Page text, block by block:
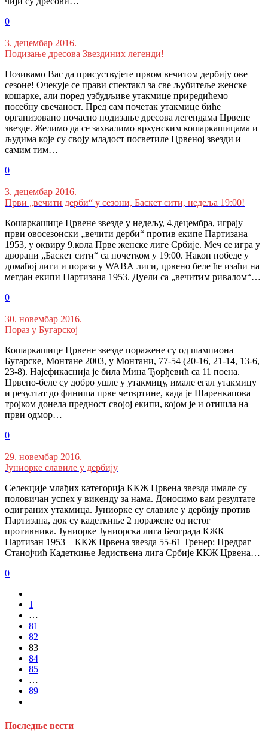
0
3. децембар 2016.
Подизање дресова Звездиних легенди!
Позивамо Вас да присуствујете првом вечитом дербију ове
сезоне! Очекује се прави спектакл за све љубитеље женске
кошарке, али поред узбудљиве утакмице приредићемо
посебну свечаност. Пред сам почетак утакмице биће
организовано почасно подизање дресова легендама Црвене
звезде. Желимо да се захвалимо врхунским кошаркашицама и
људима које су своју младост посветиле Црвеној звезди и
самим тим…
0
3. децембар 2016.
Први „вечити дерби“ у сезони, Баскет сити, недеља 19:00!
Кошаркашице Црвене звезде у недељу, 4.децембра, играју
први овосезонски „вечити дерби“ против екипе Партизана
1953, у оквиру 9.кола Прве женске лиге Србије. Меч се игра у
дворани „Баскет сити“ са почетком у 19:00. Након победе у
домаћој лиги и пораза у WABA лиги, црвено беле ће изаћи на
мегдан екипи Партизана 1953. Дуели са „вечитим ривалом“…
0
30. новембар 2016.
Пораз у Бугарској
Кошаркашице Црвене звезде поражене су од шампиона
Бугарске, Монтане 2003, у Монтани, 77-54 (20-16, 21-14, 13-6,
23-8). Најефикаснија је била Мина Ђорђевић са 11 поена.
Црвено-беле су добро ушле у утакмицу, имале егал утакмицу
и резултат до финиша прве четвртине, када је Шаренкапова
тројком донела предност својој екипи, којом је и отишла на
први одмор…
0
29. новембар 2016.
Јуниорке славиле у дербију
Селекције млађих категорија ККЖ Црвена звезда имале су
половичан успех у викенду за нама. Доносимо вам резултате
одиграних утакмица. Јуниорке су славиле у дербију против
Партизана, док су кадеткиње 2 поражене од истог
противника. Јуниорке Јуниорска лига Београда КЖК
Партизан 1953 – ККЖ Црвена звезда 55-61 Тренер: Предраг
Станојчић Кадеткиње Једиствена лига Србије ККЖ Црвена…
0
1
…
81
82
83
84
85
…
89
Последње вести